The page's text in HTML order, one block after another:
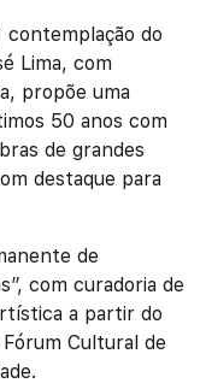
do
Lima, com
propõe uma
50 anos com
de grandes
destaque para
de
com curadoria de
a partir do
Cultural de